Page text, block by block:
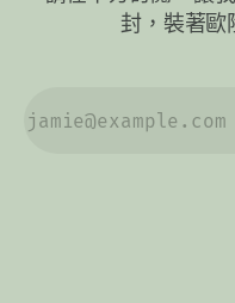
封，裝著